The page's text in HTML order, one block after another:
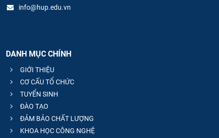
info@hup.edu.vn
DANH MỤC CHÍNH
GIỚI THIỆU
CƠ CẤU TỔ CHỨC
TUYỂN SINH
ĐÀO TẠO
ĐẢM BẢO CHẤT LƯỢNG
KHOA HỌC CÔNG NGHỆ